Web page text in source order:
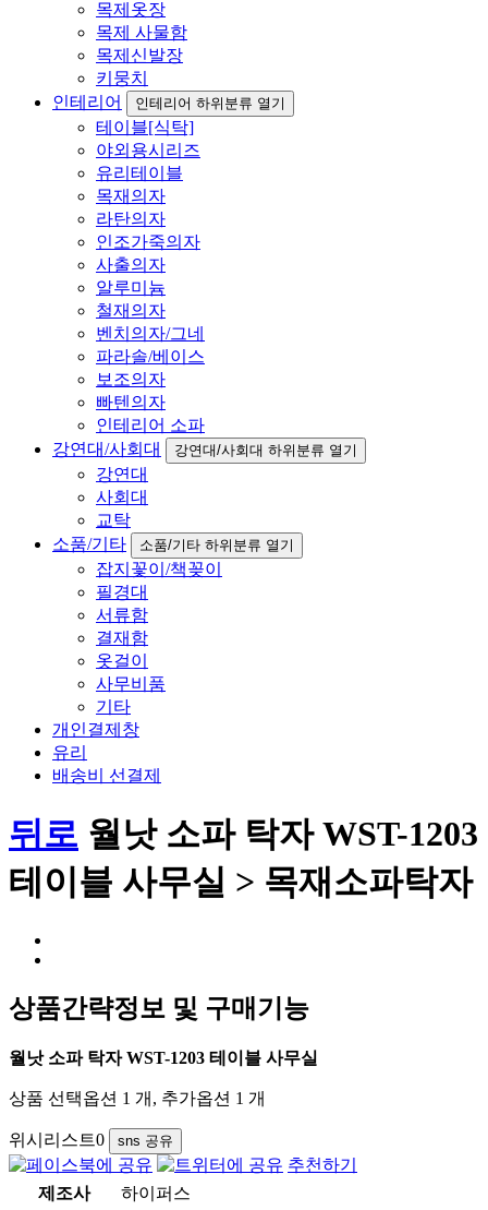
목제옷장
목제 사물함
목제신발장
키뭉치
인테리어
인테리어 하위분류 열기
테이블[식탁]
야외용시리즈
유리테이블
목재의자
라탄의자
인조가죽의자
사출의자
알루미늄
철재의자
벤치의자/그네
파라솔/베이스
보조의자
빠텐의자
인테리어 소파
강연대/사회대
강연대/사회대 하위분류 열기
강연대
사회대
교탁
소품/기타
소품/기타 하위분류 열기
잡지꽃이/책꽂이
필경대
서류함
결재함
옷걸이
사무비품
기타
개인결제창
유리
배송비 선결제
뒤로 월낫 소파 탁자 WST-1203
테이블 사무실 > 목재소파탁자
상품간략정보 및 구매기능
월낫 소파 탁자 WST-1203 테이블 사무실
상품 선택옵션 1 개, 추가옵션 1 개
위시리스트0 sns 공유
추천하기
제조사
하이퍼스